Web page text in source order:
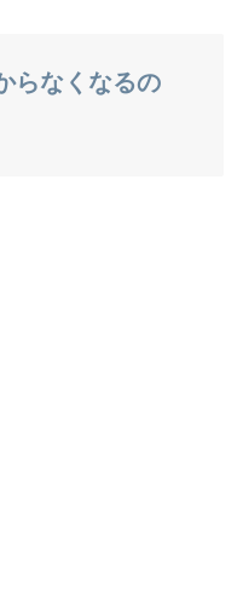
らなくなるの